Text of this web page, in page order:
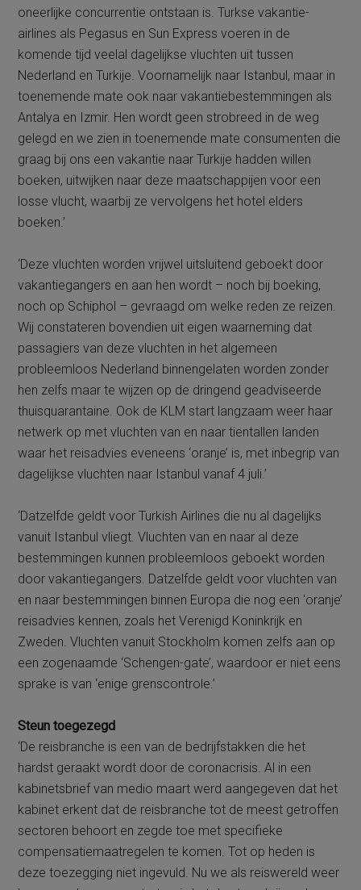
oneerlijke concurrentie ontstaan is. Turkse vakantie-
airlines als Pegasus en Sun Express voeren in de
komende tijd veelal dagelijkse vluchten uit tussen
Nederland en Turkije. Voornamelijk naar Istanbul, maar in
toenemende mate ook naar vakantiebestemmingen als
Antalya en Izmir. Hen wordt geen strobreed in de weg
gelegd en we zien in toenemende mate consumenten die
graag bij ons een vakantie naar Turkije hadden willen
boeken, uitwijken naar deze maatschappijen voor een
losse vlucht, waarbij ze vervolgens het hotel elders
boeken.’
‘Deze vluchten worden vrijwel uitsluitend geboekt door
vakantiegangers en aan hen wordt – noch bij boeking,
noch op Schiphol – gevraagd om welke reden ze reizen.
Wij constateren bovendien uit eigen waarneming dat
passagiers van deze vluchten in het algemeen
probleemloos Nederland binnengelaten worden zonder
hen zelfs maar te wijzen op de dringend geadviseerde
thuisquarantaine. Ook de KLM start langzaam weer haar
netwerk op met vluchten van en naar tientallen landen
waar het reisadvies eveneens ‘oranje’ is, met inbegrip van
dagelijkse vluchten naar Istanbul vanaf 4 juli.’
‘Datzelfde geldt voor Turkish Airlines die nu al dagelijks
vanuit Istanbul vliegt. Vluchten van en naar al deze
bestemmingen kunnen probleemloos geboekt worden
door vakantiegangers. Datzelfde geldt voor vluchten van
en naar bestemmingen binnen Europa die nog een ‘oranje’
reisadvies kennen, zoals het Verenigd Koninkrijk en
Zweden. Vluchten vanuit Stockholm komen zelfs aan op
een zogenaamde ‘Schengen-gate’, waardoor er niet eens
sprake is van ‘enige grenscontrole.’
Steun toegezegd
‘De reisbranche is een van de bedrijfstakken die het
hardst geraakt wordt door de coronacrisis. Al in een
kabinetsbrief van medio maart werd aangegeven dat het
kabinet erkent dat de reisbranche tot de meest getroffen
sectoren behoort en zegde toe met specifieke
compensatiemaatregelen te komen. Tot op heden is
deze toezegging niet ingevuld. Nu we als reiswereld weer